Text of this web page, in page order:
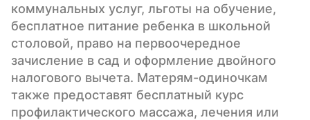
коммунальных услуг, льготы на обучение,
бесплатное питание ребенка в школьной
столовой, право на первоочередное
зачисление в сад и оформление двойного
налогового вычета. Матерям-одиночкам
также предоставят бесплатный курс
профилактического массажа, лечения или